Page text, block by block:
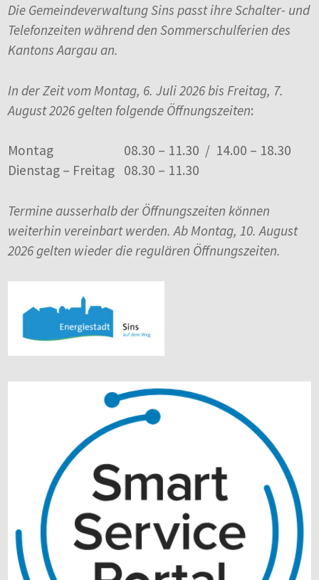
Die Gemeindeverwaltung Sins passt ihre Schalter- und
Telefonzeiten während den Sommerschulferien des
Kantons Aargau an.
In der Zeit vom Montag, 6. Juli 2026 bis Freitag, 7.
August 2026 gelten folgende Öffnungszeiten:
Montag
08.30 – 11.30 / 14.00 – 18.30
Dienstag – Freitag 08.30 – 11.30
Termine ausserhalb der Öffnungszeiten können
weiterhin vereinbart werden. Ab Montag, 10. August
2026 gelten wieder die regulären Öffnungszeiten.